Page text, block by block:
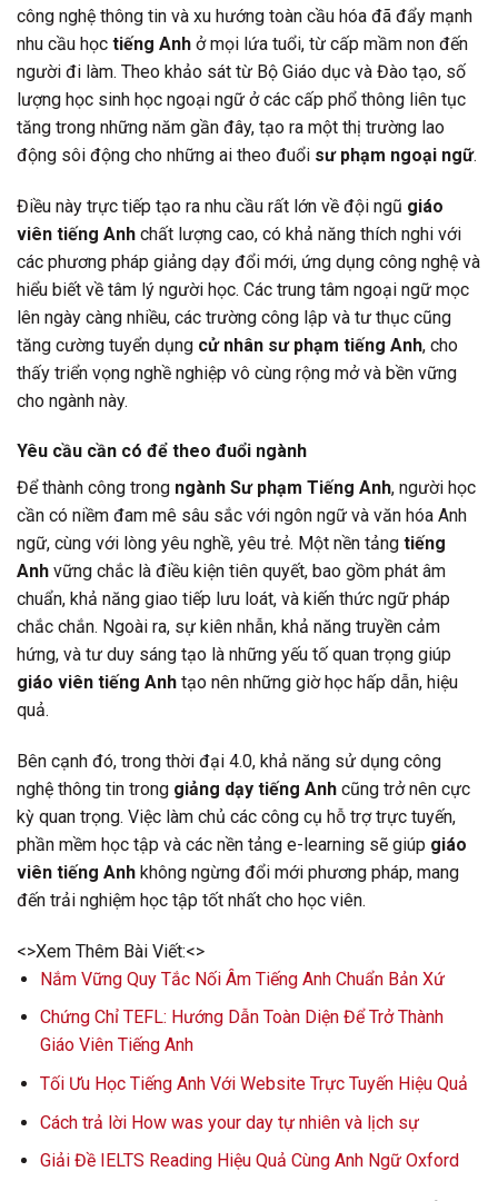
công nghệ thông tin và xu hướng toàn cầu hóa đã đẩy mạnh
nhu cầu học tiếng Anh ở mọi lứa tuổi, từ cấp mầm non đến
người đi làm. Theo khảo sát từ Bộ Giáo dục và Đào tạo, số
lượng học sinh học ngoại ngữ ở các cấp phổ thông liên tục
tăng trong những năm gần đây, tạo ra một thị trường lao
động sôi động cho những ai theo đuổi sư phạm ngoại ngữ.
Điều này trực tiếp tạo ra nhu cầu rất lớn về đội ngũ giáo
viên tiếng Anh chất lượng cao, có khả năng thích nghi với
các phương pháp giảng dạy đổi mới, ứng dụng công nghệ và
hiểu biết về tâm lý người học. Các trung tâm ngoại ngữ mọc
lên ngày càng nhiều, các trường công lập và tư thục cũng
tăng cường tuyển dụng cử nhân sư phạm tiếng Anh, cho
thấy triển vọng nghề nghiệp vô cùng rộng mở và bền vững
cho ngành này.
Yêu cầu cần có để theo đuổi ngành
Để thành công trong ngành Sư phạm Tiếng Anh, người học
cần có niềm đam mê sâu sắc với ngôn ngữ và văn hóa Anh
ngữ, cùng với lòng yêu nghề, yêu trẻ. Một nền tảng tiếng
Anh vững chắc là điều kiện tiên quyết, bao gồm phát âm
chuẩn, khả năng giao tiếp lưu loát, và kiến thức ngữ pháp
chắc chắn. Ngoài ra, sự kiên nhẫn, khả năng truyền cảm
hứng, và tư duy sáng tạo là những yếu tố quan trọng giúp
giáo viên tiếng Anh tạo nên những giờ học hấp dẫn, hiệu
quả.
Bên cạnh đó, trong thời đại 4.0, khả năng sử dụng công
nghệ thông tin trong giảng dạy tiếng Anh cũng trở nên cực
kỳ quan trọng. Việc làm chủ các công cụ hỗ trợ trực tuyến,
phần mềm học tập và các nền tảng e-learning sẽ giúp giáo
viên tiếng Anh không ngừng đổi mới phương pháp, mang
đến trải nghiệm học tập tốt nhất cho học viên.
<>Xem Thêm Bài Viết:<>
Nắm Vững Quy Tắc Nối Âm Tiếng Anh Chuẩn Bản Xứ
Chứng Chỉ TEFL: Hướng Dẫn Toàn Diện Để Trở Thành
Giáo Viên Tiếng Anh
Tối Ưu Học Tiếng Anh Với Website Trực Tuyến Hiệu Quả
Cách trả lời How was your day tự nhiên và lịch sự
Giải Đề IELTS Reading Hiệu Quả Cùng Anh Ngữ Oxford